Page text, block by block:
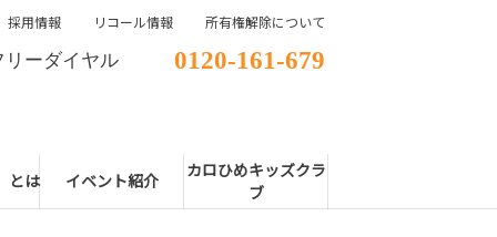
リーダイヤル 0120-161-679
とは イベント紹介
カロひめキッズクラ
ブ
採用情報 リコール情報 所有権解除について